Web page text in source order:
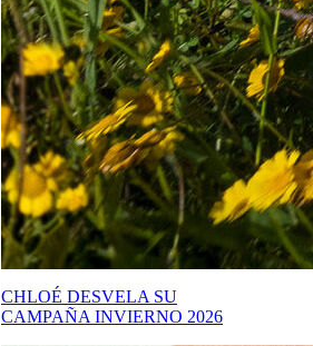
CHLOÉ DESVELA SU
CAMPAÑA INVIERNO 2026